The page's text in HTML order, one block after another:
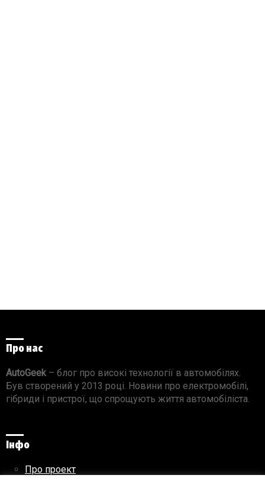
Про нас
AutoGeek– блог про високі технології в автомобілях.
Був створений у 2013 році. Новини про електромобілі,
гібриди і пристрої, що спрощують життя автомобіліста.
Інфо
Про проект